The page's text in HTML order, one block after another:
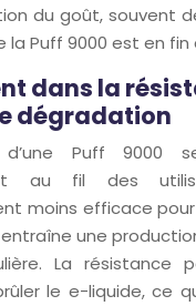
du goût, souvent
la Puff 9000 est en fin
dans la
dégradation
Puff 9000
au fil des
moins efficace
une
La résistance
le e-liquide, ce